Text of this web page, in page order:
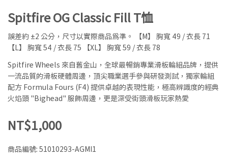
Spitfire OG Classic Fill T恤
誤差約 ±2 公分，尺寸以實際商品為準。 【M】 胸寬 49 / 衣長 71
【L】 胸寬 54 / 衣長 75 【XL】 胸寬 59 / 衣長 78
Spitfire Wheels 來自舊金山，全球最暢銷專業滑板輪組品牌，提供
一流品質的滑板硬體周邊，頂尖職業選手參與研發測試，獨家輪組
配方 Formula Fours (F4) 提供卓越的表現性能，極高辨識度的經典
火焰頭 "Bighead" 服飾周邊，更是深受街頭滑板玩家熱愛
NT$1,000
商品編號: 51010293-AGMI1